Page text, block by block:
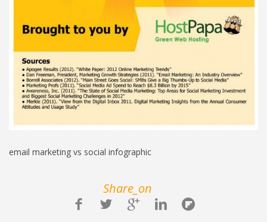
email marketing vs social infographic
Share_on